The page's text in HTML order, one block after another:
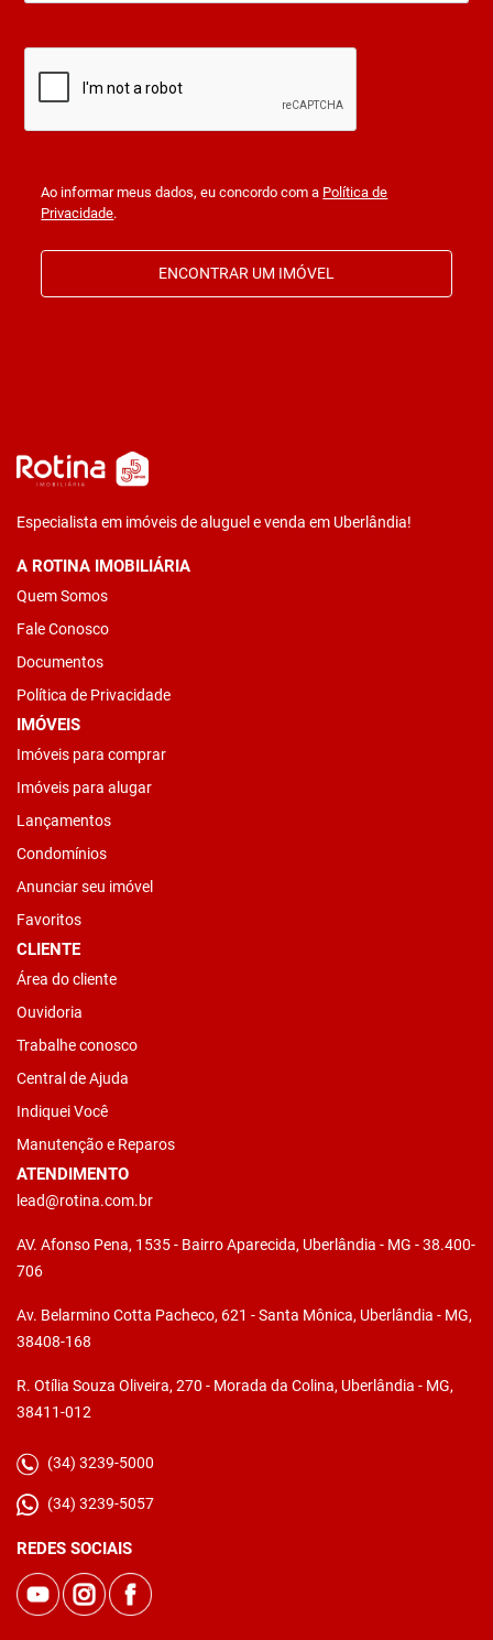
Ao informar meus dados, eu concordo com a Política de
Privacidade.
ENCONTRAR UM IMÓVEL
Especialista em imóveis de aluguel e venda em Uberlândia!
A ROTINA IMOBILIÁRIA
Quem Somos
Fale Conosco
Documentos
Política de Privacidade
IMÓVEIS
Imóveis para comprar
Imóveis para alugar
Lançamentos
Condomínios
Anunciar seu imóvel
Favoritos
CLIENTE
Área do cliente
Ouvidoria
Trabalhe conosco
Central de Ajuda
Indiquei Você
Manutenção e Reparos
ATENDIMENTO
lead@rotina.com.br
AV. Afonso Pena, 1535 - Bairro Aparecida, Uberlândia - MG - 38.400-
706
Av. Belarmino Cotta Pacheco, 621 - Santa Mônica, Uberlândia - MG,
38408-168
R. Otília Souza Oliveira, 270 - Morada da Colina, Uberlândia - MG,
38411-012
(34) 3239-5000
(34) 3239-5057
REDES SOCIAIS